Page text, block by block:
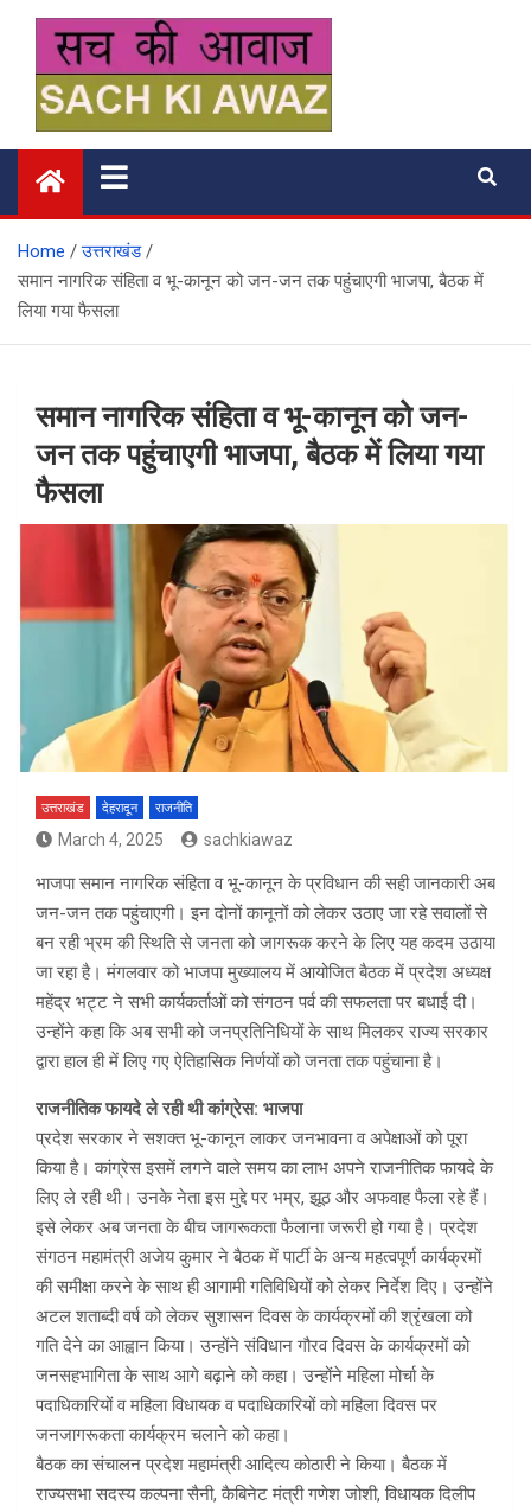
content
सच की आवाज
Home
उत्तराखंड
समान नागरिक संहिता व भू-कानून को जन-जन तक पहुंचाएगी भाजपा, बैठक में
लिया गया फैसला
समान नागरिक संहिता व भू-कानून को जन-
जन तक पहुंचाएगी भाजपा, बैठक में लिया गया
फैसला
उत्तराखंड देहरादून राजनीति
March 4, 2025 sachkiawaz
भाजपा समान नागरिक संहिता व भू-कानून के प्रविधान की सही जानकारी अब
जन-जन तक पहुंचाएगी। इन दोनों कानूनों को लेकर उठाए जा रहे सवालों से
बन रही भ्रम की स्थिति से जनता को जागरूक करने के लिए यह कदम उठाया
जा रहा है। मंगलवार को भाजपा मुख्यालय में आयोजित बैठक में प्रदेश अध्यक्ष
महेंद्र भट्ट ने सभी कार्यकर्ताओं को संगठन पर्व की सफलता पर बधाई दी।
उन्होंने कहा कि अब सभी को जनप्रतिनिधियों के साथ मिलकर राज्य सरकार
द्वारा हाल ही में लिए गए ऐतिहासिक निर्णयों को जनता तक पहुंचाना है।
राजनीतिक फायदे ले रही थी कांग्रेस: भाजपा
प्रदेश सरकार ने सशक्त भू-कानून लाकर जनभावना व अपेक्षाओं को पूरा
किया है। कांग्रेस इसमें लगने वाले समय का लाभ अपने राजनीतिक फायदे के
लिए ले रही थी। उनके नेता इस मुद्दे पर भम्र, झूठ और अफवाह फैला रहे हैं।
इसे लेकर अब जनता के बीच जागरूकता फैलाना जरूरी हो गया है। प्रदेश
संगठन महामंत्री अजेय कुमार ने बैठक में पार्टी के अन्य महत्वपूर्ण कार्यक्रमों
की समीक्षा करने के साथ ही आगामी गतिविधियों को लेकर निर्देश दिए। उन्होंने
अटल शताब्दी वर्ष को लेकर सुशासन दिवस के कार्यक्रमों की श्रृंखला को
गति देने का आह्वान किया। उन्होंने संविधान गौरव दिवस के कार्यक्रमों को
जनसहभागिता के साथ आगे बढ़ाने को कहा। उन्होंने महिला मोर्चा के
पदाधिकारियों व महिला विधायक व पदाधिकारियों को महिला दिवस पर
जनजागरूकता कार्यक्रम चलाने को कहा।
बैठक का संचालन प्रदेश महामंत्री आदित्य कोठारी ने किया। बैठक में
राज्यसभा सदस्य कल्पना सैनी, कैबिनेट मंत्री गणेश जोशी, विधायक दिलीप